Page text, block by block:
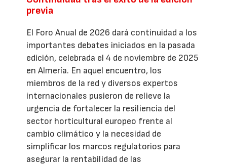
previa
El Foro Anual de 2026 dará continuidad a los
importantes debates iniciados en la pasada
edición, celebrada el 4 de noviembre de 2025
en Almería. En aquel encuentro, los
miembros de la red y diversos expertos
internacionales pusieron de relieve la
urgencia de fortalecer la resiliencia del
sector horticultural europeo frente al
cambio climático y la necesidad de
simplificar los marcos regulatorios para
asegurar la rentabilidad de las